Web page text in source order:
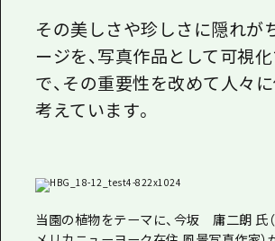
その美しさや珍しさに隠れが
ージを、写真作品として可視
で、その重要性を改めて人々
考えています。
当園の植物をテーマに、今坂 庸二朗 氏